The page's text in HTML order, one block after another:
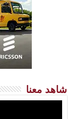
شاهد معنا